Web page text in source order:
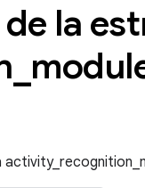
de la